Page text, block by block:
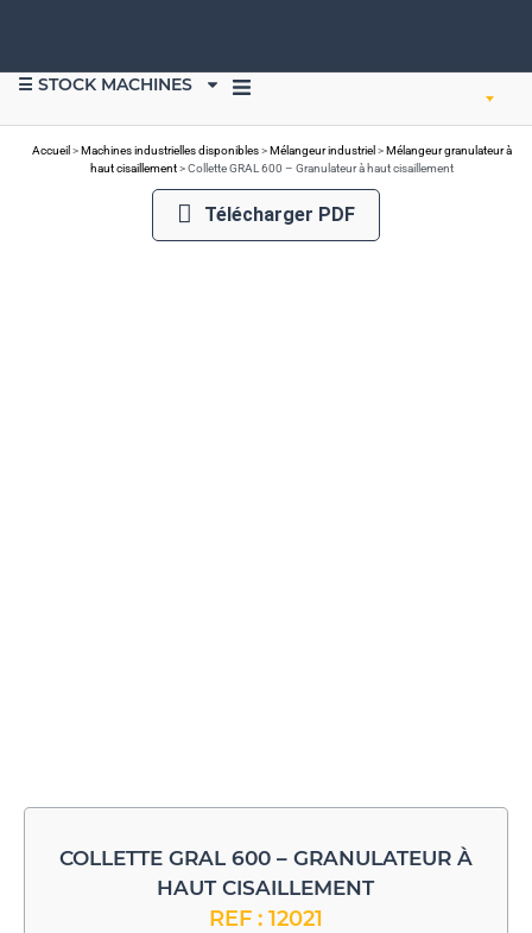
☰ STOCK MACHINES
Accueil >Machines industrielles disponibles>Mélangeur industriel >Mélangeur granulateur à
haut cisaillement>Collette GRAL 600 – Granulateur à haut cisaillement
Télécharger PDF
COLLETTE GRAL 600 – GRANULATEUR À
HAUT CISAILLEMENT
REF : 12021